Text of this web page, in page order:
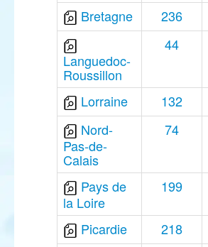
Bretagne 236
Languedoc-
Roussillon
44
Lorraine 132
Nord-
Pas-de-
Calais
74
Pays de
la Loire
199
Picardie 218